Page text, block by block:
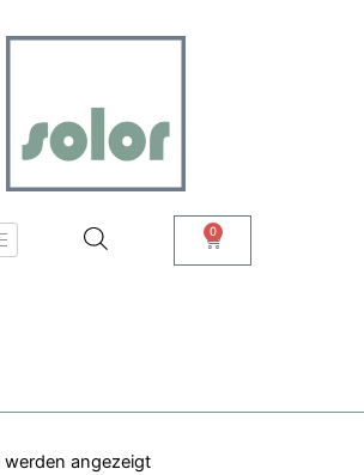
0 Warenkorb
werden angezeigt
neuesten